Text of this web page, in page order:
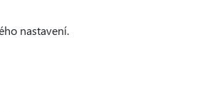
nastavení.